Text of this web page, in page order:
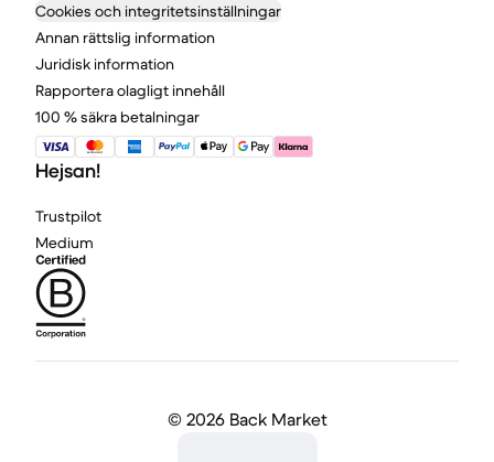
Cookies och integritetsinställningar
Annan rättslig information
Juridisk information
Rapportera olagligt innehåll
100 % säkra betalningar
Hejsan!
Trustpilot
Medium
© 2026 Back Market